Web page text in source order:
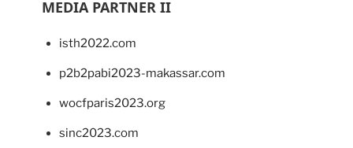
MEDIA PARTNER II
isth2022.com
p2b2pabi2023-makassar.com
wocfparis2023.org
sinc2023.com